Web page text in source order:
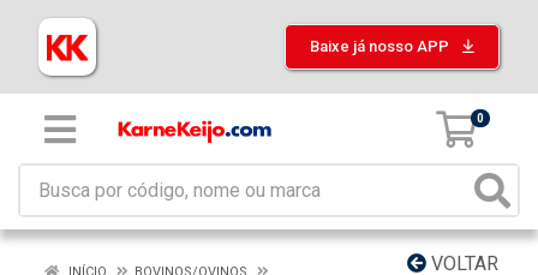
Baixe já nosso APP
0
VOLTAR